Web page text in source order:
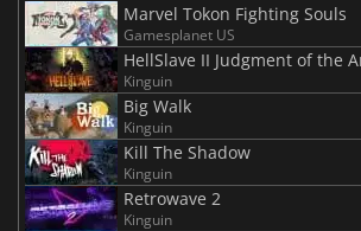
Marvel Tokon Fighting Souls
Gamesplanet US
HellSlave II Judgment of the
Kinguin
Big Walk
Kinguin
Kill The Shadow
Kinguin
Retrowave 2
Kinguin